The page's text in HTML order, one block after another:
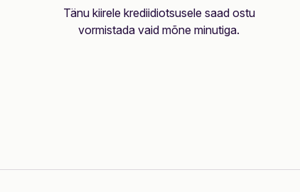
Tänu kiirele krediidiotsusele saad ostu
vormistada vaid mõne minutiga.